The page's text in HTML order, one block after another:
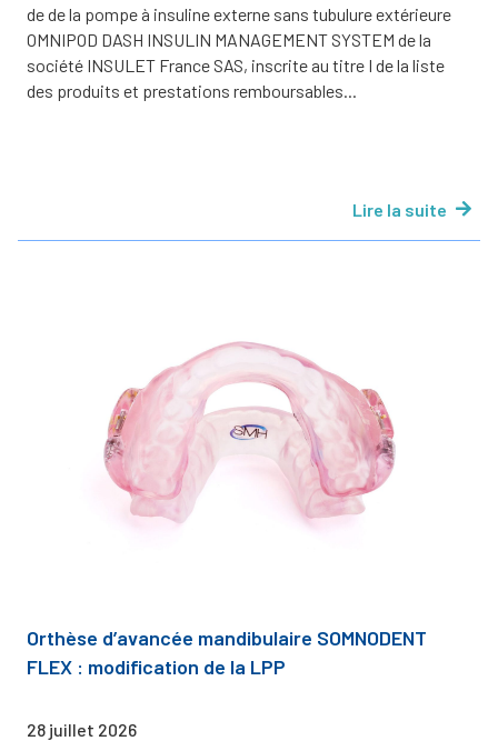
de de la pompe à insuline externe sans tubulure extérieure
OMNIPOD DASH INSULIN MANAGEMENT SYSTEM de la
société INSULET France SAS, inscrite au titre I de la liste
des produits et prestations remboursables...
Lire la suite
Orthèse d’avancée mandibulaire SOMNODENT
FLEX : modification de la LPP
28 juillet 2026